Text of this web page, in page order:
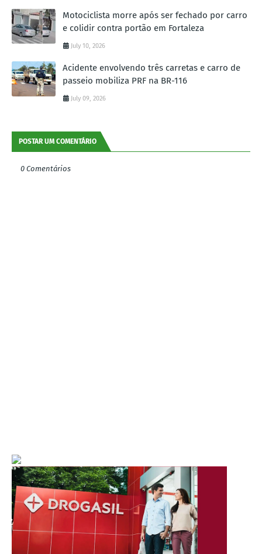
Motociclista morre após ser fechado por carro
e colidir contra portão em Fortaleza
July 10, 2026
Acidente envolvendo três carretas e carro de
passeio mobiliza PRF na BR-116
July 09, 2026
POSTAR UM COMENTÁRIO
0 Comentários